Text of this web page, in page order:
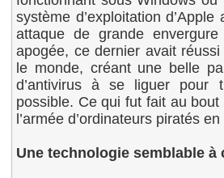
système d’exploitation d’Apple
attaque de grande
apogée, ce dernier avait
le monde, créant une belle
d’antivirus à se liguer pour
possible. Ce qui fut fait au
l’armée d’ordinateurs piratés
Une technologie semblable à